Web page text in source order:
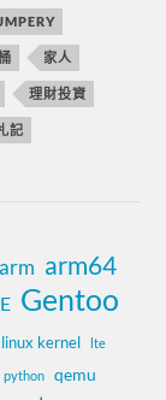
家人
理財投資
記
arm arm64
Gentoo
linux kernel lte
python qemu